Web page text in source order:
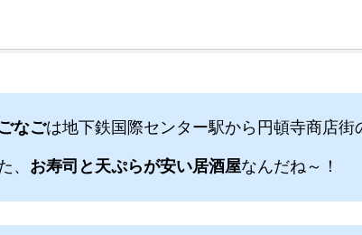
なごは地下鉄国際センター駅から円頓寺商店
、 お寿司と天ぷらが安い居酒屋なんだね～！